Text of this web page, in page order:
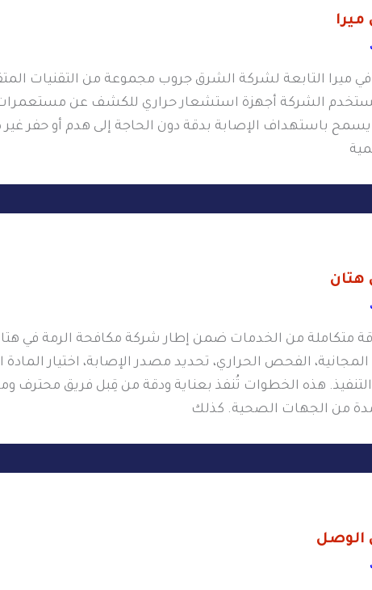
ميرا التابعة لشركة الشرق جروب مجموعة من التقنيات
الشركة أجهزة استشعار حراري للكشف عن مستعمرات
يسمح باستهداف الإصابة بدقة دون الحاجة إلى هدم أو حفر
هتان
متكاملة من الخدمات ضمن إطار شركة مكافحة الرمة في
الفحص الحراري، تحديد مصدر الإصابة، اختيار المادة
التنفيذ. هذه الخطوات تُنفذ بعناية ودقة من قِبل فريق محترف
من الجهات الصحية. كذلك
الوصل